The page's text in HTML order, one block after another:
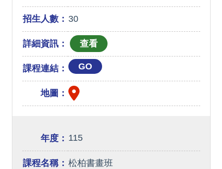
招生人數： 30
詳細資訊：
課程連結： GO
地圖：
年度： 115
課程名稱： 松柏書畫班